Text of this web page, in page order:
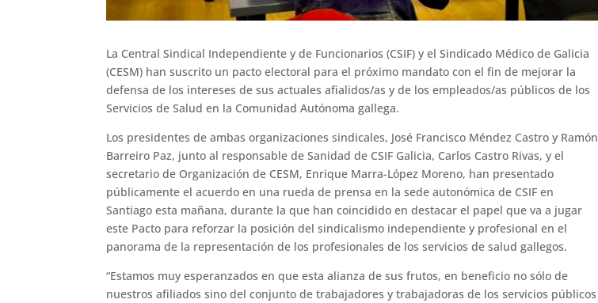
La Central Sindical Independiente y de Funcionarios (CSIF) y el Sindicado Médico de Galicia
(CESM) han suscrito un pacto electoral para el próximo mandato con el fin de mejorar la
defensa de los intereses de sus actuales afialidos/as y de los empleados/as públicos de los
Servicios de Salud en la Comunidad Autónoma gallega.
Los presidentes de ambas organizaciones sindicales, José Francisco Méndez Castro y Ramón
Barreiro Paz, junto al responsable de Sanidad de CSIF Galicia, Carlos Castro Rivas, y el
secretario de Organización de CESM, Enrique Marra-López Moreno, han presentado
públicamente el acuerdo en una rueda de prensa en la sede autonómica de CSIF en
Santiago esta mañana, durante la que han coincidido en destacar el papel que va a jugar
este Pacto para reforzar la posición del sindicalismo independiente y profesional en el
panorama de la representación de los profesionales de los servicios de salud gallegos.
“Estamos muy esperanzados en que esta alianza de sus frutos, en beneficio no sólo de
nuestros afiliados sino del conjunto de trabajadores y trabajadoras de los servicios públicos